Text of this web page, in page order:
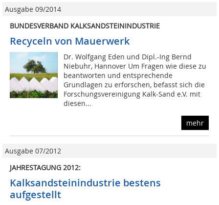
Ausgabe 09/2014
BUNDESVERBAND KALKSANDSTEININDUSTRIE
Recyceln von Mauerwerk
Dr. Wolfgang Eden und Dipl.-Ing Bernd
Niebuhr, Hannover Um Fragen wie diese zu
beantworten und entsprechende
Grundlagen zu erforschen, befasst sich die
Forschungsvereinigung Kalk-Sand e.V. mit
diesen...
mehr
Ausgabe 07/2012
JAHRESTAGUNG 2012:
Kalksandsteinindustrie bestens
aufgestellt